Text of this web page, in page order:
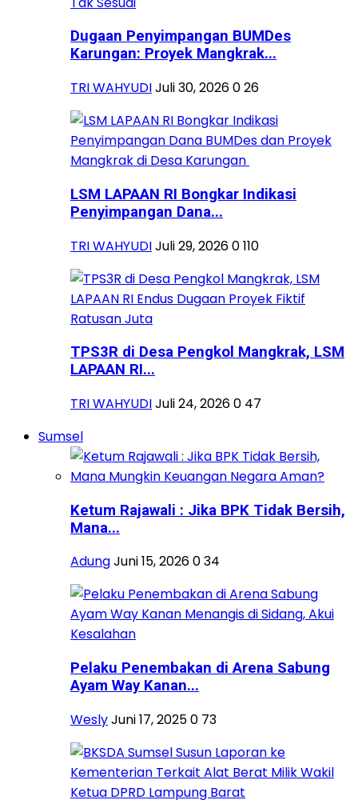
Dugaan Penyimpangan BUMDes
Karungan: Proyek Mangkrak...
TRI WAHYUDIJuli 30, 2026026
LSM LAPAAN RI Bongkar Indikasi
Penyimpangan Dana...
TRI WAHYUDIJuli 29, 20260110
TPS3R di Desa Pengkol Mangkrak, LSM
LAPAAN RI...
TRI WAHYUDIJuli 24, 20260 47
Sumsel
Ketum Rajawali : Jika BPK Tidak Bersih,
Mana...
AdungJuni 15, 2026034
Pelaku Penembakan di Arena Sabung
Ayam Way Kanan...
WeslyJuni 17, 20250 73